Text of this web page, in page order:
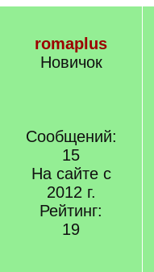
romaplus
Новичок
Сообщений:
15
На сайте с
2012 г.
Рейтинг:
19